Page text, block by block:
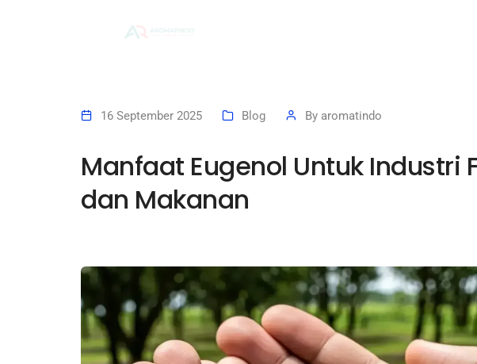
16 September 2025 Blog By aromatindo
Manfaat Eugenol Untuk Industri
dan Makanan